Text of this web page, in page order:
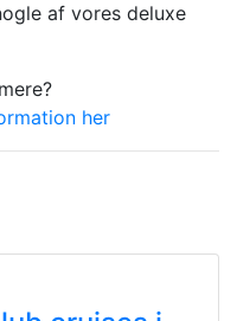
af vores deluxe
her